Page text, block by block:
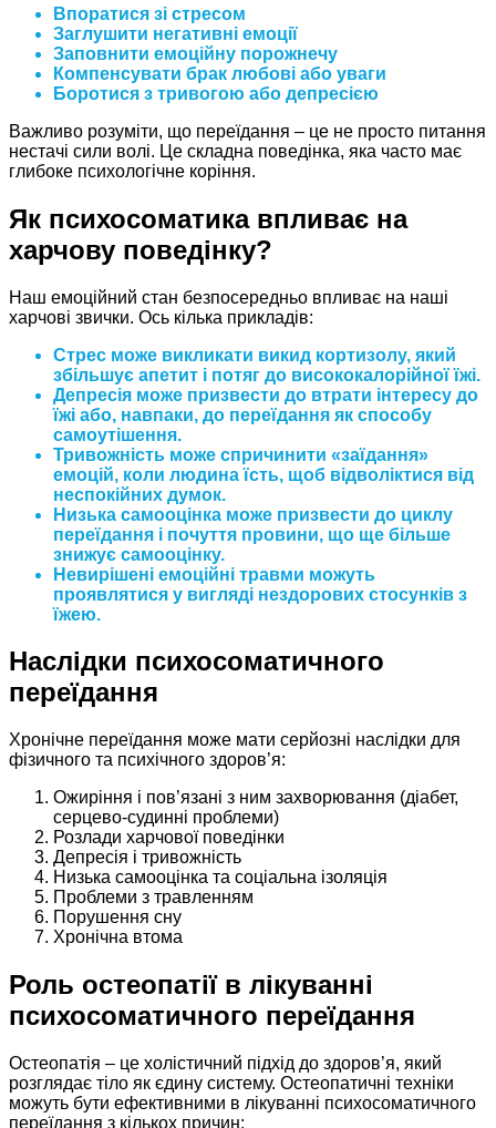
Впоратися зі стресом
Заглушити негативні емоції
Заповнити емоційну порожнечу
Компенсувати брак любові або уваги
Боротися з тривогою або депресією
Важливо розуміти, що переїдання – це не просто питання
нестачі сили волі. Це складна поведінка, яка часто має
глибоке психологічне коріння.
Як психосоматика впливає на
харчову поведінку?
Наш емоційний стан безпосередньо впливає на наші
харчові звички. Ось кілька прикладів:
Стрес може викликати викид кортизолу, який
збільшує апетит і потяг до висококалорійної їжі.
Депресія може призвести до втрати інтересу до
їжі або, навпаки, до переїдання як способу
самоутішення.
Тривожність може спричинити «заїдання»
емоцій, коли людина їсть, щоб відволіктися від
неспокійних думок.
Низька самооцінка може призвести до циклу
переїдання і почуття провини, що ще більше
знижує самооцінку.
Невирішені емоційні травми можуть
проявлятися у вигляді нездорових стосунків з
їжею.
Наслідки психосоматичного
переїдання
Хронічне переїдання може мати серйозні наслідки для
фізичного та психічного здоров’я:
Ожиріння і пов’язані з ним захворювання (діабет,
серцево-судинні проблеми)
Розлади харчової поведінки
Депресія і тривожність
Низька самооцінка та соціальна ізоляція
Проблеми з травленням
Порушення сну
Хронічна втома
Роль остеопатії в лікуванні
психосоматичного переїдання
Остеопатія – це холістичний підхід до здоров’я, який
розглядає тіло як єдину систему. Остеопатичні техніки
можуть бути ефективними в лікуванні психосоматичного
переїдання з кількох причин: